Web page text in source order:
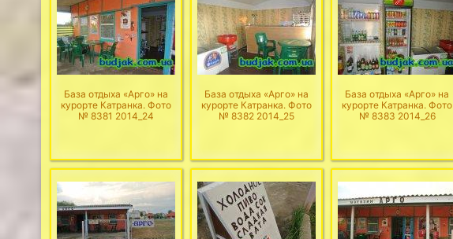
База отдыха «Арго» на
курорте Катранка. Фото
№ 8381 2014_24
База отдыха «Арго» на
курорте Катранка. Фото
№ 8382 2014_25
База отдыха «Арго» на
курорте Катранка. Фото
№ 8383 2014_26